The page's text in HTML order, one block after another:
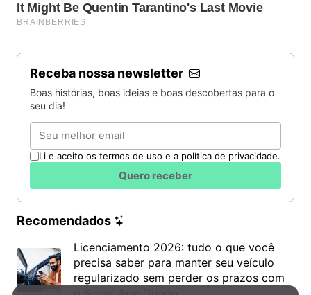
Receba nossa newsletter
Boas histórias, boas ideias e boas descobertas para o
seu dia!
Email
Li e aceito os termos de uso e a política de privacidade.
Quero receber
Recomendados
Licenciamento 2026: tudo o que você
precisa saber para manter seu veículo
regularizado sem perder os prazos com